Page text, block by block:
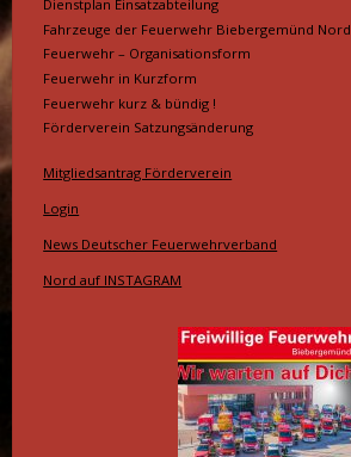
Dienstplan Einsatzabteilung
Fahrzeuge der Feuerwehr Biebergemünd Nord
Feuerwehr – Organisationsform
Feuerwehr in Kurzform
Feuerwehr kurz & bündig !
Förderverein Satzungsänderung
Mitgliedsantrag Förderverein
Login
News Deutscher Feuerwehrverband
Nord auf INSTAGRAM